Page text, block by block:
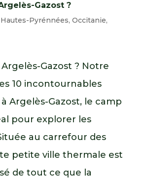
Gazost ?
Hautes-Pyrénnées, Occitanie,
Gazost ? Notre
10 incontournables
Argelès-Gazost, le camp
pour explorer les
au carrefour des
petite ville thermale est
de tout ce que la